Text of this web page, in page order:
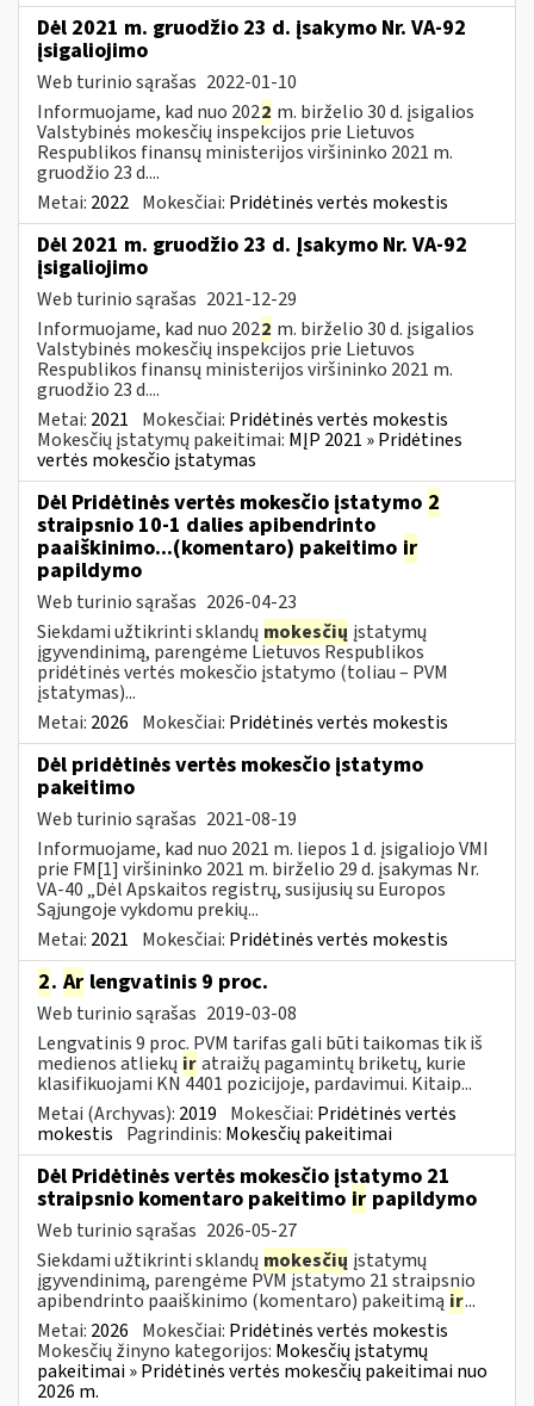
Dėl 2021 m. gruodžio 23 d. įsakymo Nr. VA-92
įsigaliojimo
Web turinio sąrašas 2022-01-10
Informuojame, kad nuo 2022 m. birželio 30 d. įsigalios
Valstybinės mokesčių inspekcijos prie Lietuvos
Respublikos finansų ministerijos viršininko 2021 m.
gruodžio 23 d....
Metai: 2022 Mokesčiai: Pridėtinės vertės mokestis
Dėl 2021 m. gruodžio 23 d. Įsakymo Nr. VA-92
įsigaliojimo
Web turinio sąrašas 2021-12-29
Informuojame, kad nuo 2022 m. birželio 30 d. įsigalios
Valstybinės mokesčių inspekcijos prie Lietuvos
Respublikos finansų ministerijos viršininko 2021 m.
gruodžio 23 d....
Metai: 2021 Mokesčiai: Pridėtinės vertės mokestis
Mokesčių įstatymų pakeitimai: MĮP 2021 » Pridėtines
vertės mokesčio įstatymas
Dėl Pridėtinės vertės mokesčio įstatymo 2
straipsnio 10-1 dalies apibendrinto
paaiškinimo...(komentaro) pakeitimo ir
papildymo
Web turinio sąrašas 2026-04-23
Siekdami užtikrinti sklandų mokesčių įstatymų
įgyvendinimą, parengėme Lietuvos Respublikos
pridėtinės vertės mokesčio įstatymo (toliau – PVM
įstatymas)...
Metai: 2026 Mokesčiai: Pridėtinės vertės mokestis
Dėl pridėtinės vertės mokesčio įstatymo
pakeitimo
Web turinio sąrašas 2021-08-19
Informuojame, kad nuo 2021 m. liepos 1 d. įsigaliojo VMI
prie FM[1] viršininko 2021 m. birželio 29 d. įsakymas Nr.
VA-40 „Dėl Apskaitos registrų, susijusių su Europos
Sąjungoje vykdomu prekių...
Metai: 2021 Mokesčiai: Pridėtinės vertės mokestis
2. Ar lengvatinis 9 proc.
Web turinio sąrašas 2019-03-08
Lengvatinis 9 proc. PVM tarifas gali būti taikomas tik iš
medienos atliekų iratraižų pagamintų briketų, kurie
klasifikuojami KN 4401 pozicijoje, pardavimui. Kitaip...
Metai (Archyvas): 2019 Mokesčiai: Pridėtinės vertės
mokestis Pagrindinis: Mokesčių pakeitimai
Dėl Pridėtinės vertės mokesčio įstatymo 21
straipsnio komentaro pakeitimo ir papildymo
Web turinio sąrašas 2026-05-27
Siekdami užtikrinti sklandų mokesčių įstatymų
įgyvendinimą, parengėme PVM įstatymo 21 straipsnio
apibendrinto paaiškinimo (komentaro) pakeitimą ir...
Metai: 2026 Mokesčiai: Pridėtinės vertės mokestis
Mokesčių žinyno kategorijos: Mokesčių įstatymų
pakeitimai » Pridėtinės vertės mokesčių pakeitimai nuo
2026 m.